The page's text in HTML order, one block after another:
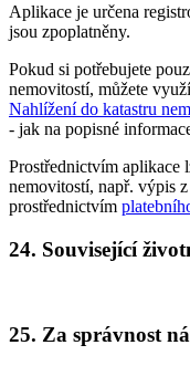
Aplikace je určena
jsou zpoplatněny.
Pokud si potřebujete
nemovitostí, můžete
Nahlížení do katastru
- jak na popisné
Prostřednictvím aplikace
nemovitostí, např. výpis
prostřednictvím
24. Související
25. Za správnost